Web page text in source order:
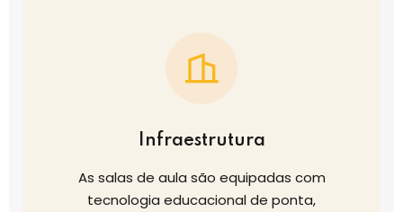
Infraestrutura
As salas de aula são equipadas com
tecnologia educacional de ponta,